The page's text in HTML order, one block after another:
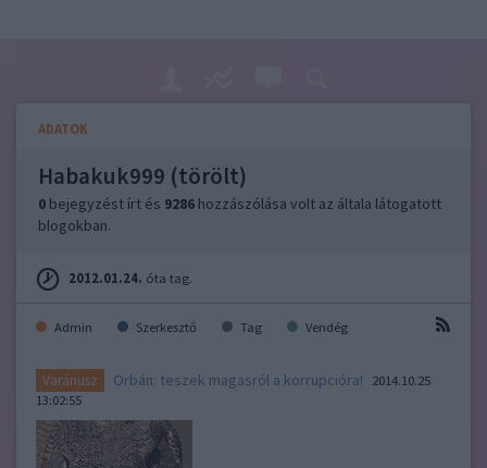
ADATOK
Habakuk999 (törölt)
0 bejegyzést írt és 9286 hozzászólása volt az általa látogatott
blogokban.
2012.01.24. óta tag.
Admin Szerkesztő Tag Vendég
Varánusz Orbán: teszek magasról a korrupcióra!
2014.10.25
13:02:55